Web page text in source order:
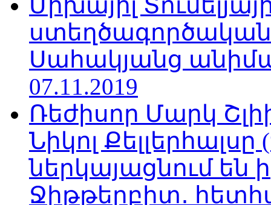
Միխայիլ
Սահակյանց
07.11.2019
Ռեժիսոր Մարկ
Նիկոլ
ներկայացնում են
Ջիթթերբիտ․